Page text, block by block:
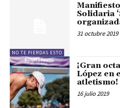
NO TE PIERDAS ESTO
Solidaria
31 octubre 2019
¡Gran
López en
atletismo!
16 julio 2019